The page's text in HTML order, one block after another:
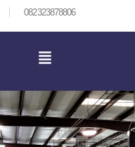
082323878806